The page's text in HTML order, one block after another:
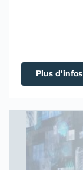
Plus d'infos